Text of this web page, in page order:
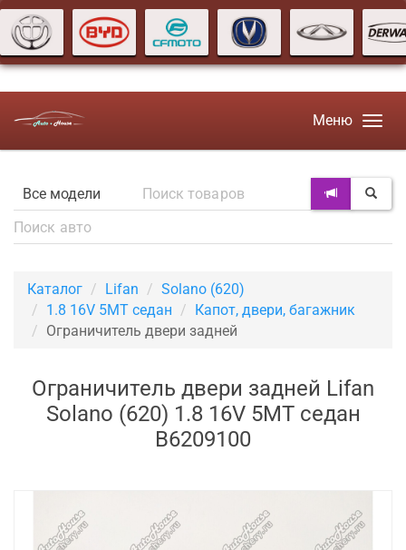
Меню
Каталог Lifan
Solano (620)
1.8 16V 5МТ седан
Капот, двери, багажник
Ограничитель двери задней
Ограничитель двери задней Lifan
Solano (620) 1.8 16V 5МТ седан
B6209100